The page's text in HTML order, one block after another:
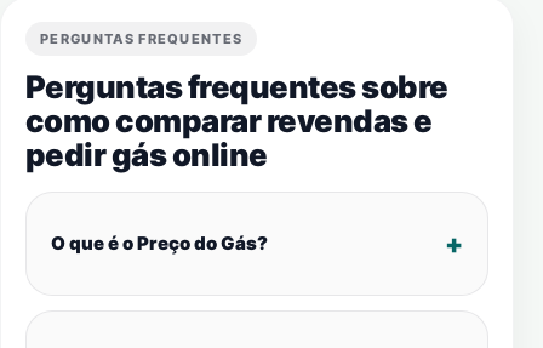
PERGUNTAS FREQUENTES
Perguntas frequentes sobre
como comparar revendas e
pedir gás online
O que é o Preço do Gás?